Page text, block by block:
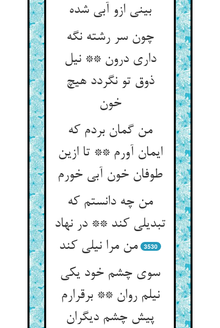
بینی ازو آبی شده
چون سر رشته نگه
داری درون ** نیل
ذوق تو نگردد هیچ
خون
من گمان بردم که
ایمان آورم ** تا ازین
طوفان خون آبی خورم
من چه دانستم که
تبدیلی کند ** در نهاد
من مرا نیلی کند
3530
سوی چشم خود یکی
نیلم روان ** برقرارم
پیش چشم دیگران